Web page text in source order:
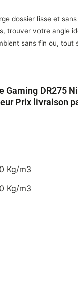
dossier lisse et
trouver votre angle
sans fin ou, tout
Gaming DR275
Prix livraison
Kg/m3
Kg/m3